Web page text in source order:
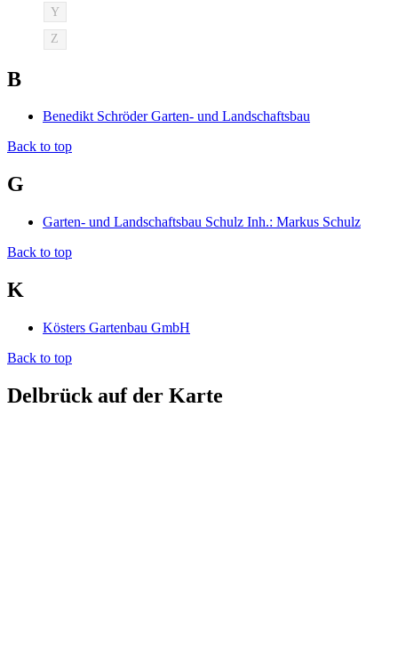
Y
Z
B
Benedikt Schröder Garten- und Landschaftsbau
Back to top
G
Garten- und Landschaftsbau Schulz Inh.: Markus Schulz
Back to top
K
Kösters Gartenbau GmbH
Back to top
Delbrück auf der Karte